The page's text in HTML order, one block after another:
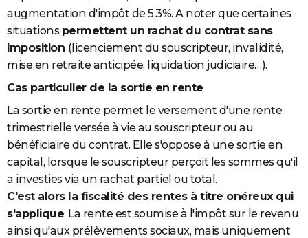
augmentation d'impôt de 5,3%. A noter que certaines
situations permettent un rachat du contrat sans
imposition (licenciement du souscripteur, invalidité,
mise en retraite anticipée, liquidation judiciaire…).
Cas particulier de la sortie en rente
La sortie en rente permet le versement d'une rente
trimestrielle versée à vie au souscripteur ou au
bénéficiaire du contrat. Elle s'oppose à une sortie en
capital, lorsque le souscripteur perçoit les sommes qu'il
a investies via un rachat partiel ou total.
C'est alors la fiscalité des rentes à titre onéreux qui
s'applique. La rente est soumise à l'impôt sur le revenu
ainsi qu'aux prélèvements sociaux, mais uniquement